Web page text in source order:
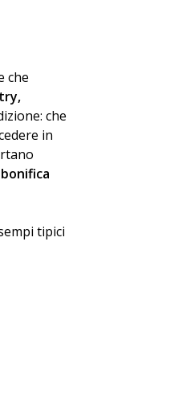
che
che
in
tipici